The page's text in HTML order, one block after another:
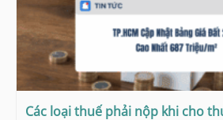
Các loại thuế phải nộp khi cho